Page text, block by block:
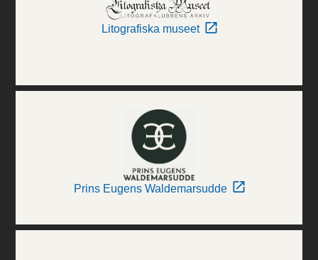
Litografiska museet
Prins Eugens Waldemarsudde